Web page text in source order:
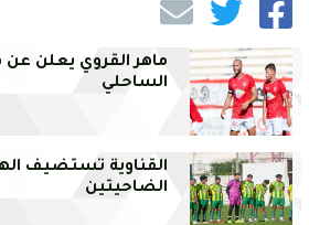
ماهر القروي يعلن عن
الساحلي
القناوية تستضيف
الضاحيتين